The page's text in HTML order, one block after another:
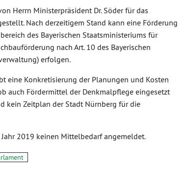
Herrn Ministerpräsident Dr. Söder für das
Nach derzeitigem Stand kann eine Förderung
des Bayerischen Staatsministeriums für
nach Art. 10 des Bayerischen
erfolgen.
eine Konkretisierung der Planungen und Kosten
auch Fördermittel der Denkmalpflege eingesetzt
kein Zeitplan der Stadt Nürnberg für die
2019 keinen Mittelbedarf angemeldet.